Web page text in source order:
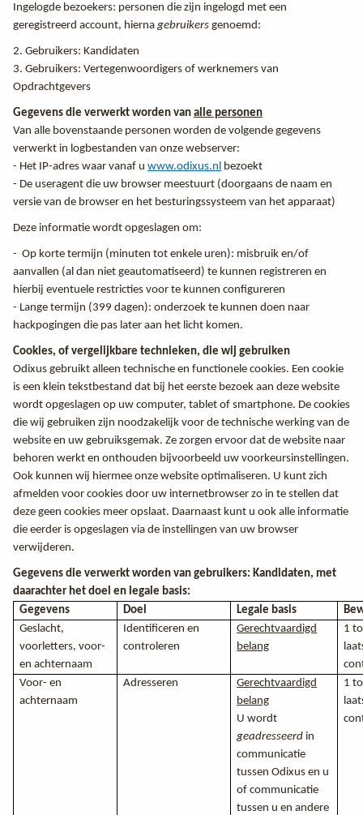
Ingelogde bezoekers: personen die zijn ingelogd met een
geregistreerd account, hierna gebruikers genoemd:
2. Gebruikers: Kandidaten
3. Gebruikers: Vertegenwoordigers of werknemers van
Opdrachtgevers
Gegevens die verwerkt worden van alle personen
Van alle bovenstaande personen worden de volgende gegevens
verwerkt in logbestanden van onze webserver:
- Het IP-adres waar vanaf u www.odixus.nl bezoekt
- De useragent die uw browser meestuurt (doorgaans de naam en
versie van de browser en het besturingssysteem van het apparaat)
Deze informatie wordt opgeslagen om:
- Op korte termijn (minuten tot enkele uren): misbruik en/of
aanvallen (al dan niet geautomatiseerd) te kunnen registreren en
hierbij eventuele restricties voor te kunnen configureren
- Lange termijn (399 dagen): onderzoek te kunnen doen naar
hackpogingen die pas later aan het licht komen.
Cookies, of vergelijkbare technieken, die wij gebruiken
Odixus gebruikt alleen technische en functionele cookies. Een cookie
is een klein tekstbestand dat bij het eerste bezoek aan deze website
wordt opgeslagen op uw computer, tablet of smartphone. De cookies
die wij gebruiken zijn noodzakelijk voor de technische werking van de
website en uw gebruiksgemak. Ze zorgen ervoor dat de website naar
behoren werkt en onthouden bijvoorbeeld uw voorkeursinstellingen.
Ook kunnen wij hiermee onze website optimaliseren. U kunt zich
afmelden voor cookies door uw internetbrowser zo in te stellen dat
deze geen cookies meer opslaat. Daarnaast kunt u ook alle informatie
die eerder is opgeslagen via de instellingen van uw browser
verwijderen.
Gegevens die verwerkt worden van gebruikers: Kandidaten, met
daarachter het doel en legale basis:
Gegevens
Doel Legale basis
Geslacht,
voorletters, voor-
en achternaam
Identificeren en
controleren
Gerechtvaardigd
belang
1
Voor- en
achternaam
Adresseren
Gerechtvaardigd
belang
U wordt
geadresseerd in
communicatie
tussen Odixus en u
of communicatie
tussen u en andere
1